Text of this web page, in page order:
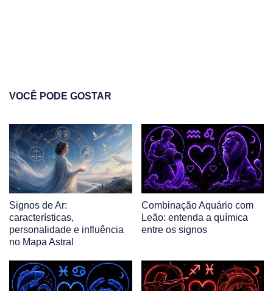
VOCÊ PODE GOSTAR
Signos de Ar:
características,
personalidade e influência
no Mapa Astral
Combinação Aquário com
Leão: entenda a química
entre os signos